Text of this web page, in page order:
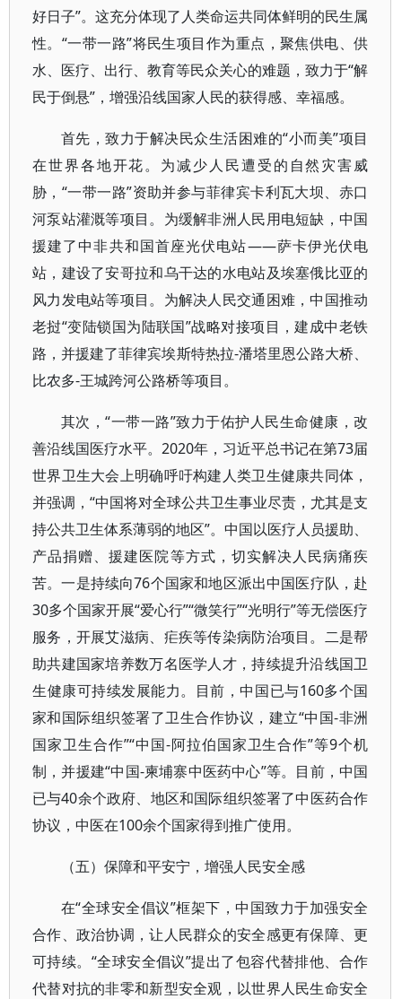
好日子”。这充分体现了人类命运共同体鲜明的民生属
性。“一带一路”将民生项目作为重点，聚焦供电、供
水、医疗、出行、教育等民众关心的难题，致力于“解
民于倒悬”，增强沿线国家人民的获得感、幸福感。
首先，致力于解决民众生活困难的“小而美”项目
在世界各地开花。为减少人民遭受的自然灾害威
胁，“一带一路”资助并参与菲律宾卡利瓦大坝、赤口
河泵站灌溉等项目。为缓解非洲人民用电短缺，中国
援建了中非共和国首座光伏电站——萨卡伊光伏电
站，建设了安哥拉和乌干达的水电站及埃塞俄比亚的
风力发电站等项目。为解决人民交通困难，中国推动
老挝“变陆锁国为陆联国”战略对接项目，建成中老铁
路，并援建了菲律宾埃斯特热拉-潘塔里恩公路大桥、
比农多-王城跨河公路桥等项目。
其次，“一带一路”致力于佑护人民生命健康，改
善沿线国医疗水平。2020年，习近平总书记在第73届
世界卫生大会上明确呼吁构建人类卫生健康共同体，
并强调，“中国将对全球公共卫生事业尽责，尤其是支
持公共卫生体系薄弱的地区”。中国以医疗人员援助、
产品捐赠、援建医院等方式，切实解决人民病痛疾
苦。一是持续向76个国家和地区派出中国医疗队，赴
30多个国家开展“爱心行”“微笑行”“光明行”等无偿医疗
服务，开展艾滋病、疟疾等传染病防治项目。二是帮
助共建国家培养数万名医学人才，持续提升沿线国卫
生健康可持续发展能力。目前，中国已与160多个国
家和国际组织签署了卫生合作协议，建立“中国-非洲
国家卫生合作”“中国-阿拉伯国家卫生合作”等9个机
制，并援建“中国-柬埔寨中医药中心”等。目前，中国
已与40余个政府、地区和国际组织签署了中医药合作
协议，中医在100余个国家得到推广使用。
（五）保障和平安宁，增强人民安全感
在“全球安全倡议”框架下，中国致力于加强安全
合作、政治协调，让人民群众的安全感更有保障、更
可持续。“全球安全倡议”提出了包容代替排他、合作
代替对抗的非零和新型安全观，以世界人民生命安全